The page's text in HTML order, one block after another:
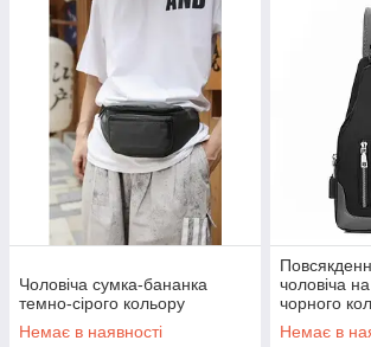
Чоловіча сумка-бананка
темно-сірого кольору
Немає в наявності
чоловіча
чорного
Немає в